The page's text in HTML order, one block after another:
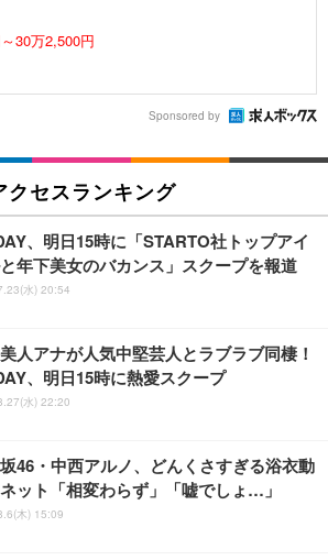
30万2,500円
Sponsored by
クセスランキング
、明日15時に「STARTO社トップアイ
と年下美女のバカンス」スクープを報道
水) 20:54
人アナが人気中堅芸人とラブラブ同棲！
、明日15時に熱愛スクープ
水) 22:20
46・中西アルノ、どんくさすぎる浴衣動
ット「相変わらず」「嘘でしょ…」
木) 15:09